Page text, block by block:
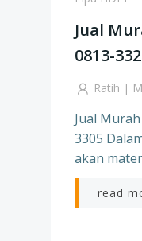
Jual
0813-
Ratih |
Jual
3305
akan
read